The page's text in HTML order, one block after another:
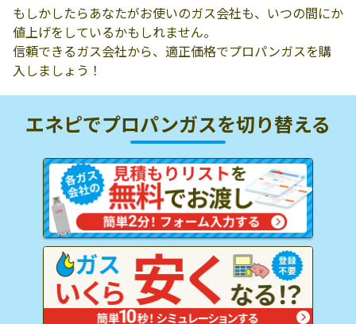
もしかしたらあなたがお使いのガス会社も、いつの間にか
値上げをしているかもしれません。
信頼できるガス会社から、適正価格でプロパンガスを購
入しましょう！
エネピでプロパンガスを切り替える